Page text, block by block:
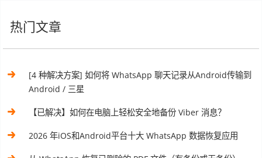
热门文章
[4 种解决方案] 如何将 WhatsApp 聊天记录从Android传输到
Android / 三星
【已解决】如何在电脑上轻松安全地备份 Viber 消息？
2026 年iOS和Android平台十大 WhatsApp 数据恢复应用